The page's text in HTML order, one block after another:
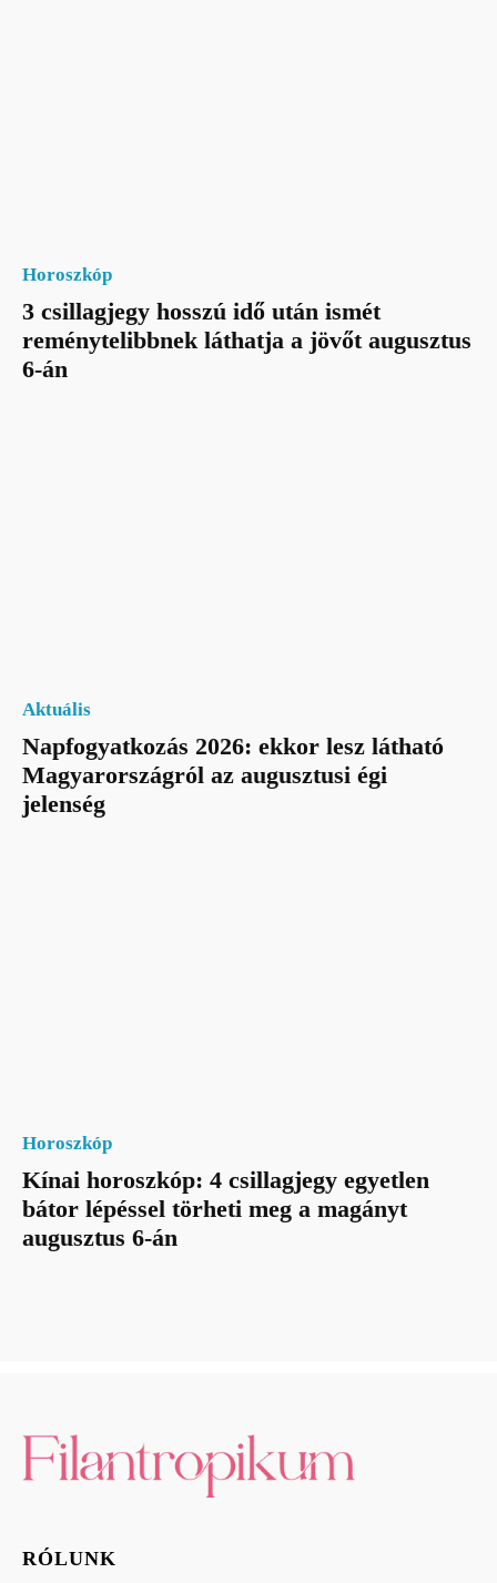
Horoszkóp
3 csillagjegy hosszú idő után ismét
reménytelibbnek láthatja a jövőt augusztus
6-án
Aktuális
Napfogyatkozás 2026: ekkor lesz látható
Magyarországról az augusztusi égi
jelenség
Horoszkóp
Kínai horoszkóp: 4 csillagjegy egyetlen
bátor lépéssel törheti meg a magányt
augusztus 6-án
RÓLUNK